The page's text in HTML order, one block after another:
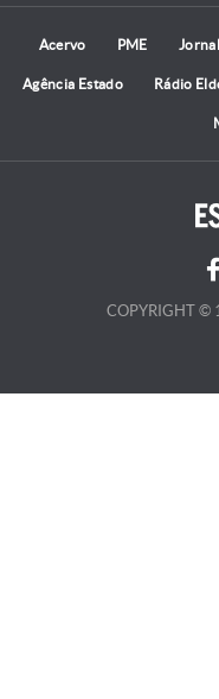
Acervo PME
Agência Estado Rádio
COPYRIGHT ©